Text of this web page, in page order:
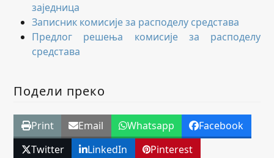
заједница
Записник комисије за расподелу средстава
Предлог решења комисије за расподелу
средстава
Подели преко
Print Email Whatsapp
Facebook
Twitter
LinkedIn Pinterest